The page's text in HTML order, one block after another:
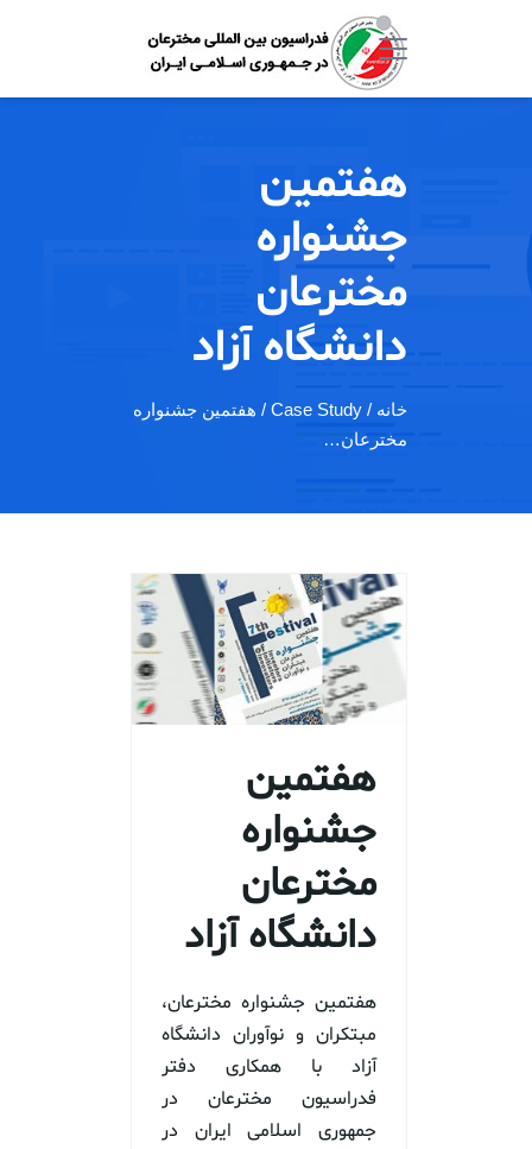
هفتمین
جشنواره
مخترعان
دانشگاه آزاد
خانه
/ Case Study / هفتمین جشنواره
مخترعان…
هفتمین
جشنواره
مخترعان
دانشگاه آزاد
هفتمین جشنواره مخترعان،
مبتکران و نوآوران دانشگاه
آزاد با همکاری دفتر
فدراسیون مخترعان در
جمهوری اسلامی ایران در